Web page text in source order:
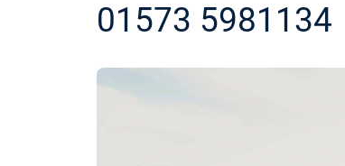
01573 5981134